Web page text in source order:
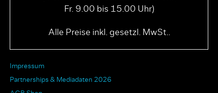
Fr. 9.00 bis 15.00 Uhr)
Alle Preise inkl. gesetzl. MwSt..
Impressum
Partnerships & Mediadaten 2026